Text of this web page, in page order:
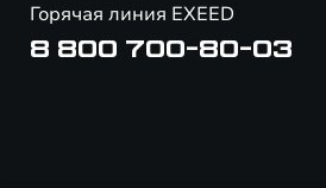
Горячая линия EXEED
8 800 700-80-03